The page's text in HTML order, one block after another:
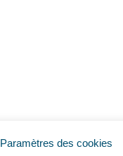
Paramètres des cookies